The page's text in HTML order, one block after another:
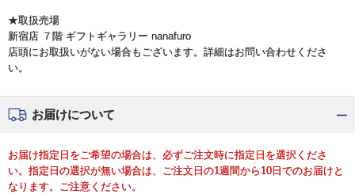
★取扱売場
新宿店 ７階 ギフトギャラリー nanafuro
店頭にお取扱いがない場合もございます。詳細はお問い合わせくださ
い。
お届けについて
お届け指定日をご希望の場合は、必ずご注文時に指定日を選択くださ
い。指定日の選択が無い場合は、ご注文日の1週間から10日でのお届けと
なります。ご注意ください。